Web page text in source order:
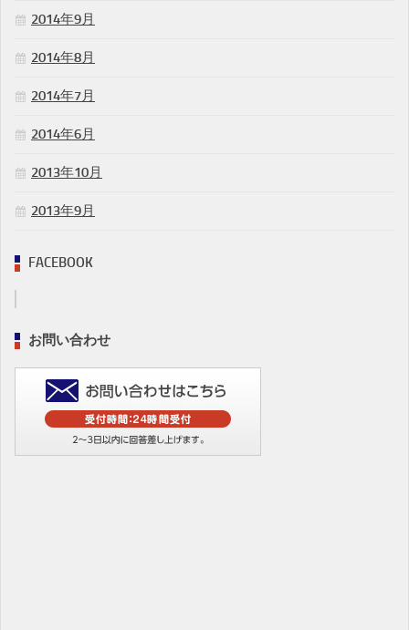
2014年9月
2014年8月
2014年7月
2014年6月
2013年10月
2013年9月
FACEBOOK
お問い合わせ